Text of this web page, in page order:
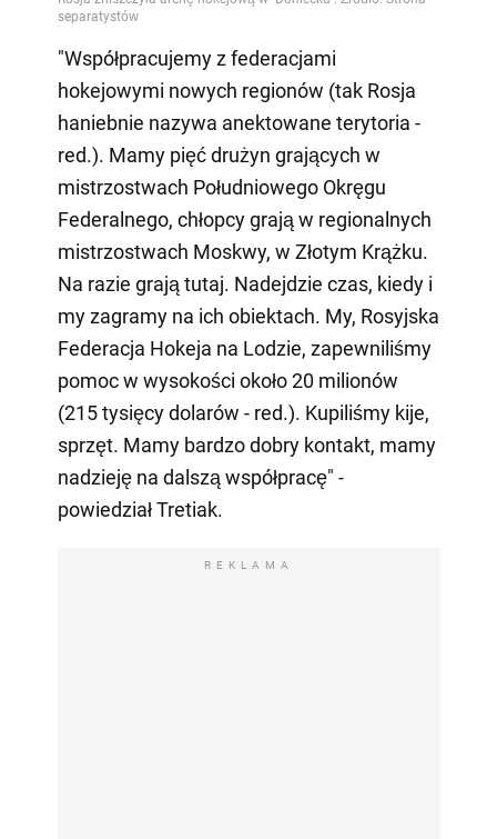
"Współpracujemy z federacjami
hokejowymi nowych regionów (tak Rosja
haniebnie nazywa anektowane terytoria -
red.). Mamy pięć drużyn grających w
mistrzostwach Południowego Okręgu
Federalnego, chłopcy grają w regionalnych
mistrzostwach Moskwy, w Złotym Krążku.
Na razie grają tutaj. Nadejdzie czas, kiedy i
my zagramy na ich obiektach. My, Rosyjska
Federacja Hokeja na Lodzie, zapewniliśmy
pomoc w wysokości około 20 milionów
(215 tysięcy dolarów - red.). Kupiliśmy kije,
sprzęt. Mamy bardzo dobry kontakt, mamy
nadzieję na dalszą współpracę" -
powiedział Tretiak.
REKLAMA